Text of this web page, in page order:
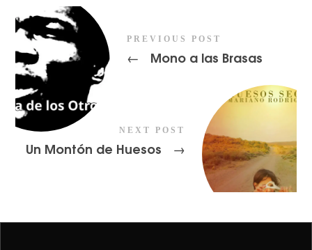
PREVIOUS POST
← Mono a las Brasas
NEXT POST
Un Montón de Huesos →